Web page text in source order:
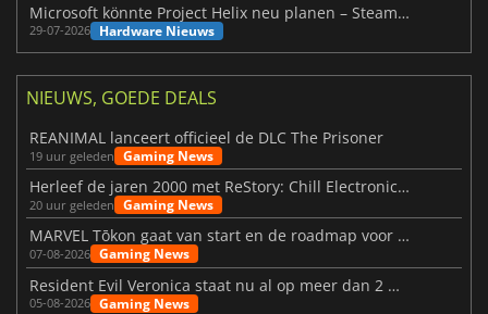
Microsoft könnte Project Helix neu planen – Steam-Support wackelt
29-07-2026 Hardware Nieuws
NIEUWS, GOEDE DEALS
REANIMAL lanceert officieel de DLC The Prisoner
19 uur geleden Gaming News
Herleef de jaren 2000 met ReStory: Chill Electronics Repairs
20 uur geleden Gaming News
MARVEL Tōkon gaat van start en de roadmap voor jaar 1 is bekendgemaakt
07-08-2026 Gaming News
Resident Evil Veronica staat nu al op meer dan 2 miljoen verlanglijstjes
05-08-2026 Gaming News